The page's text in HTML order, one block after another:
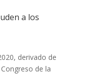
a los
derivado de
de la